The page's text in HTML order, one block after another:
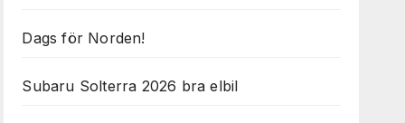
Dags för Norden!
Subaru Solterra 2026 bra elbil